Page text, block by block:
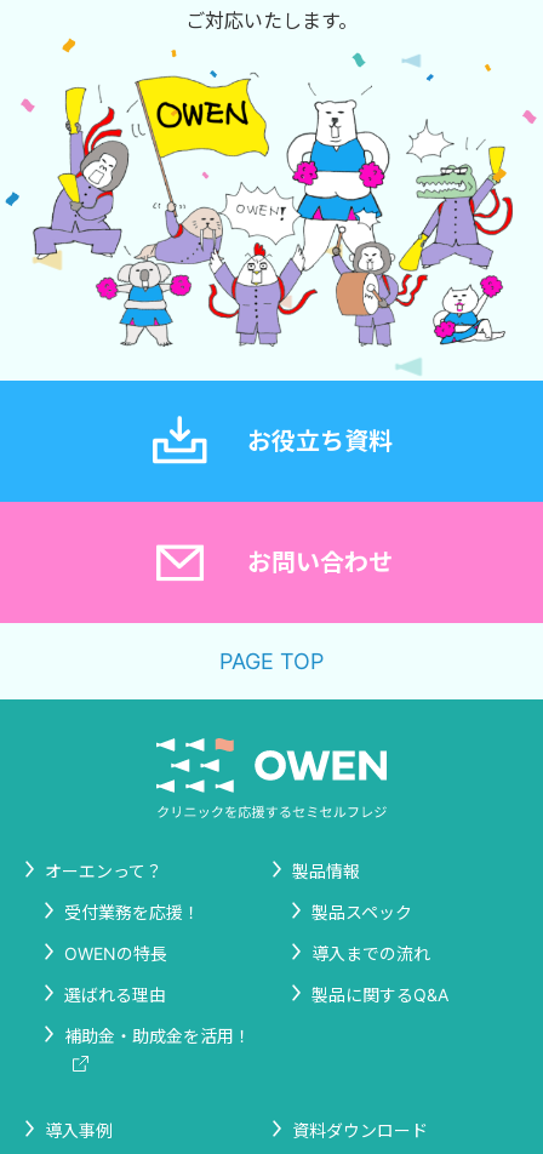
ご対応いたします。
お役立ち資料
お問い合わせ
PAGE TOP
オーエンって？
受付業務を応援！
OWENの特長
選ばれる理由
補助金・助成金を活用！
製品情報
製品スペック
導入までの流れ
製品に関するQ&A
導入事例 資料ダウンロード